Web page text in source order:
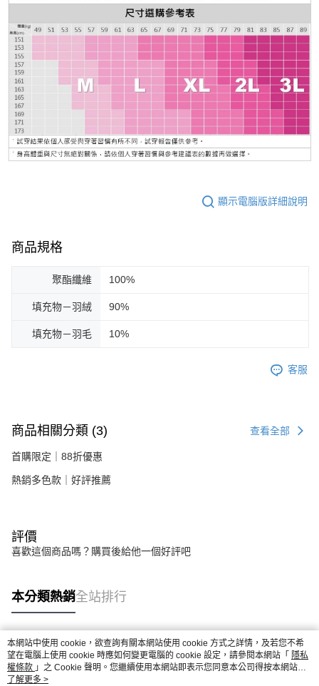
顯示電腦版詳細說明
商品規格
聚酯纖維 100%
填充物－羽絨 90%
填充物－羽毛 10%
客服
商品相關分類 (3) 查看全部
首購限定｜88折優惠
熱銷多色款｜好評推薦
評價
喜歡這個商品嗎？購買後給他一個好評吧
本分類熱銷全站排行
熱門標籤
本網站中使用 cookie，欲查詢有關本網站使用 cookie 方式之詳情，及若您不希
望在電腦上使用 cookie 時應如何變更電腦的 cookie 設定，請參閱本網站「 隱私
權條款 」之 Cookie 聲明。您繼續使用本網站即表示您同意本公司得按本網站使
用條款之 Cookie 聲明使用 cookie。
了解更多 >